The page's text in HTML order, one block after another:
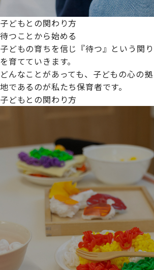
子どもとの関わり方
待つことから始める
子どもの育ちを信じ『待つ』という関
を育てていきます。
どんなことがあっても、子どもの心の
地であるのが私たち保育者です。
子どもとの関わり方